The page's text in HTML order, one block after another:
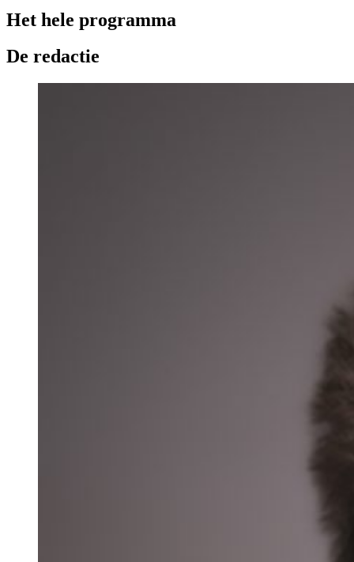
Het hele programma
De redactie